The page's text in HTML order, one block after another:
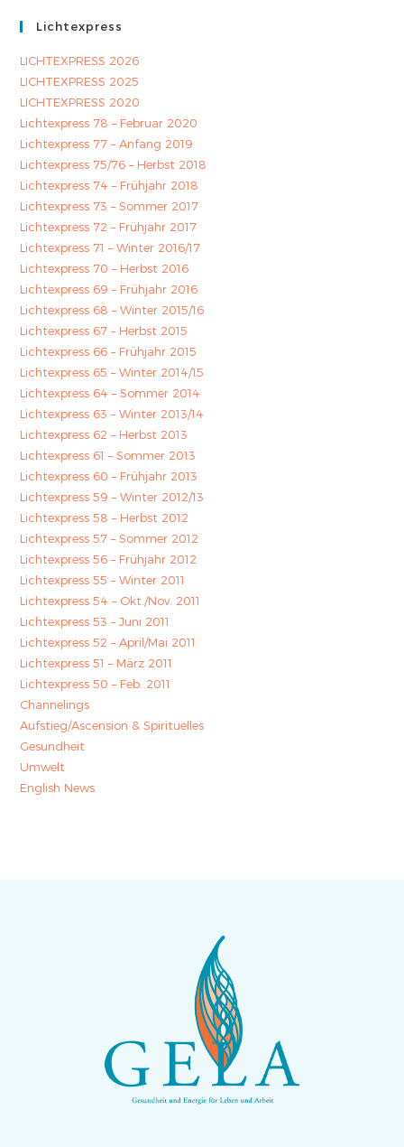
Lichtexpress
LICHTEXPRESS 2026
LICHTEXPRESS 2025
LICHTEXPRESS 2020
Lichtexpress 78 – Februar 2020
Lichtexpress 77 – Anfang 2019
Lichtexpress 75/76 – Herbst 2018
Lichtexpress 74 – Frühjahr 2018
Lichtexpress 73 – Sommer 2017
Lichtexpress 72 – Frühjahr 2017
Lichtexpress 71 – Winter 2016/17
Lichtexpress 70 – Herbst 2016
Lichtexpress 69 – Frühjahr 2016
Lichtexpress 68 – Winter 2015/16
Lichtexpress 67 – Herbst 2015
Lichtexpress 66 – Frühjahr 2015
Lichtexpress 65 – Winter 2014/15
Lichtexpress 64 – Sommer 2014
Lichtexpress 63 – Winter 2013/14
Lichtexpress 62 – Herbst 2013
Lichtexpress 61 – Sommer 2013
Lichtexpress 60 – Frühjahr 2013
Lichtexpress 59 – Winter 2012/13
Lichtexpress 58 – Herbst 2012
Lichtexpress 57 – Sommer 2012
Lichtexpress 56 – Frühjahr 2012
Lichtexpress 55 – Winter 2011
Lichtexpress 54 – Okt./Nov. 2011
Lichtexpress 53 – Juni 2011
Lichtexpress 52 – April/Mai 2011
Lichtexpress 51 – März 2011
Lichtexpress 50 – Feb. 2011
Channelings
Aufstieg/Ascension & Spirituelles
Gesundheit
Umwelt
English News